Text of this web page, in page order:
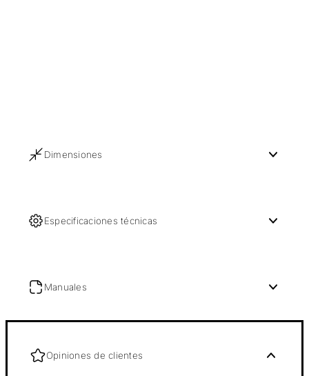
Dimensiones
Especificaciones técnicas
Manuales
Opiniones de clientes